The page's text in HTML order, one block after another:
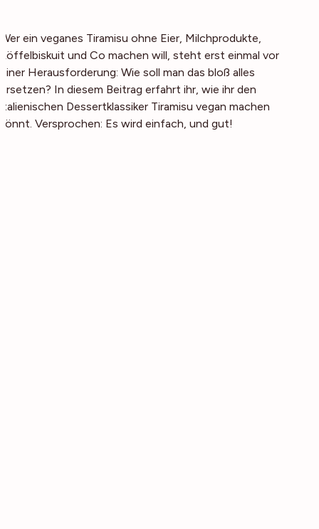
Wer ein veganes Tiramisu ohne Eier, Milchprodukte,
Löffelbiskuit und Co machen will, steht erst einmal vor
einer Herausforderung: Wie soll man das bloß alles
ersetzen? In diesem Beitrag erfahrt ihr, wie ihr den
italienischen Dessertklassiker Tiramisu vegan machen
könnt. Versprochen: Es wird einfach, und gut!